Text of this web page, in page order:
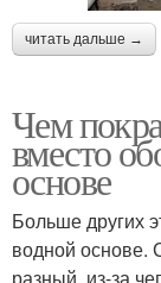
читать дальше →
Чем
вместо
основе
Больше других
водной основе.
разный, из-за